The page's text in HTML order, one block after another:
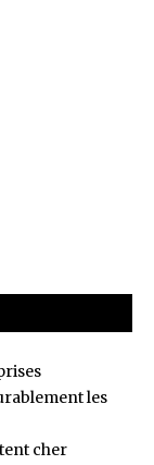
les
cher